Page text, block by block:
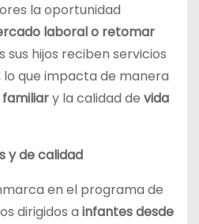
la oportunidad
laboral o retomar
sus hijos reciben servicios
lo que impacta de manera
y la calidad de vida
y de calidad
en el programa de
dirigidos a infantes desde